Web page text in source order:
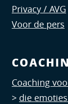
Privacy / AVG
Voor de pers
Coaching
> die